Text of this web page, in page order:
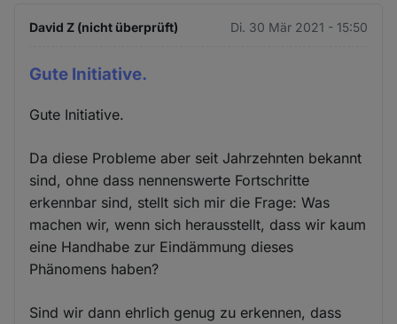
David Z (nicht überprüft) Di. 30 Mär 2021 - 15:50
Gute Initiative.
Gute Initiative.
Da diese Probleme aber seit Jahrzehnten bekannt
sind, ohne dass nennenswerte Fortschritte
erkennbar sind, stellt sich mir die Frage: Was
machen wir, wenn sich herausstellt, dass wir kaum
eine Handhabe zur Eindämmung dieses
Phänomens haben?
Sind wir dann ehrlich genug zu erkennen, dass